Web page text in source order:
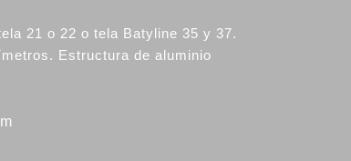
21 o 22 o tela Batyline 35 y 37.
Estructura de aluminio